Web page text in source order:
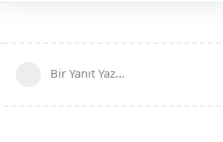
Bir Yanıt Yaz...